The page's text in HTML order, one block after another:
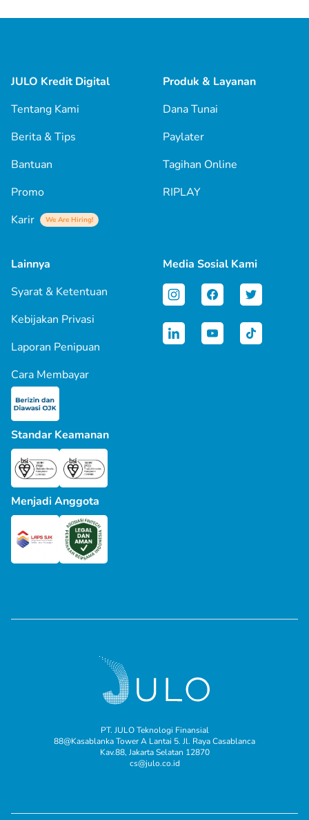
JULO Kredit Digital
Tentang Kami
Berita & Tips
Bantuan
Promo
Karir
We Are Hiring!
Produk & Layanan
Dana Tunai
Paylater
Tagihan Online
RIPLAY
Lainnya
Syarat & Ketentuan
Kebijakan Privasi
Laporan Penipuan
Cara Membayar
Media Sosial Kami
Standar Keamanan
Menjadi Anggota
PT. JULO Teknologi Finansial
88@Kasablanka Tower A Lantai 5. Jl. Raya Casablanca
Kav.88, Jakarta Selatan 12870
cs@julo.co.id